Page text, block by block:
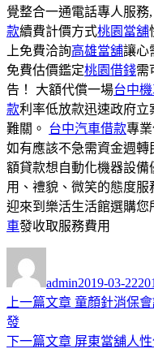
覺整合一通電話專人服務,
款續費計價方式桃園當舖
上免費洽詢高雄當舖讓心
免費估價鑑定桃園借錢需
告！ 大額代償一場台中
款利率低放款迅速政府立
難關。 台中汽車借款專
如有應該不急需資金週轉
額貸款想自動化機器設備
用、禮貌、微笑的態度服
迎來到樂活生活館選購您
車發收取服務費用
者
admin佈
日
2019-03-22
文
章
上一篇文章 上
篇
童顏針消保
發
下一篇文章 下
屏東當舖人